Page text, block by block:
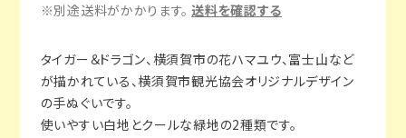
※別途送料がかかります。 送料を確認する
タイガー＆ドラゴン、横須賀市の花ハマユウ、富士山など
が描かれている、横須賀市観光協会オリジナルデザイン
の手ぬぐいです。
使いやすい白地とクールな緑地の2種類です。